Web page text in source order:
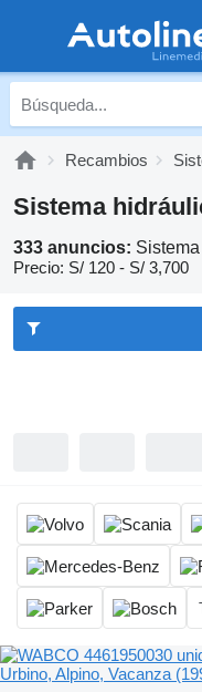
Recambios
Sistema
333 anuncios:
Precio: S/ 120 - S/ 3,700